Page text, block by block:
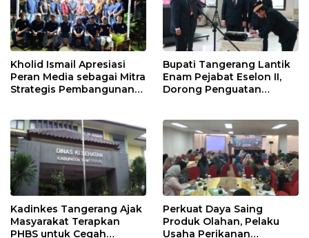
Kholid Ismail Apresiasi
Peran Media sebagai Mitra
Strategis Pembangunan
Bupati Tangerang Lantik
Enam Pejabat Eselon II,
Dorong Penguatan
Kadinkes Tangerang Ajak
Masyarakat Terapkan
PHBS untuk Cegah
Perkuat Daya Saing
Produk Olahan, Pelaku
Usaha Perikanan